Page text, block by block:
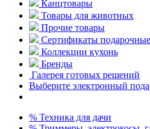
Канцтовары
Товары для животных
Прочие товары
Сертификаты подарочные
Коллекции кухонь
Бренды
Галерея готовых решений
Выберите электронный
% Техника для дачи